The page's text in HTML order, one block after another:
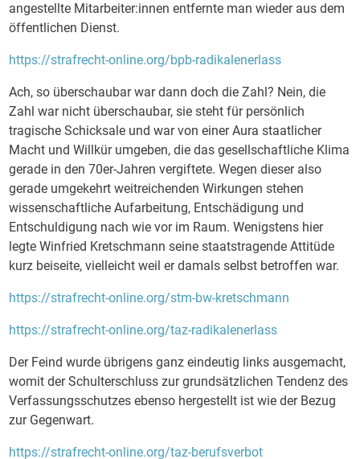
angestellte Mitarbeiter:innen entfernte man wieder aus dem
öffentlichen Dienst.
https://strafrecht-online.org/bpb-radikalenerlass
Ach, so überschaubar war dann doch die Zahl? Nein, die
Zahl war nicht überschaubar, sie steht für persönlich
tragische Schicksale und war von einer Aura staatlicher
Macht und Willkür umgeben, die das gesellschaftliche Klima
gerade in den 70er-Jahren vergiftete. Wegen dieser also
gerade umgekehrt weitreichenden Wirkungen stehen
wissenschaftliche Aufarbeitung, Entschädigung und
Entschuldigung nach wie vor im Raum. Wenigstens hier
legte Winfried Kretschmann seine staatstragende Attitüde
kurz beiseite, vielleicht weil er damals selbst betroffen war.
https://strafrecht-online.org/stm-bw-kretschmann
https://strafrecht-online.org/taz-radikalenerlass
Der Feind wurde übrigens ganz eindeutig links ausgemacht,
womit der Schulterschluss zur grundsätzlichen Tendenz des
Verfassungsschutzes ebenso hergestellt ist wie der Bezug
zur Gegenwart.
https://strafrecht-online.org/taz-berufsverbot